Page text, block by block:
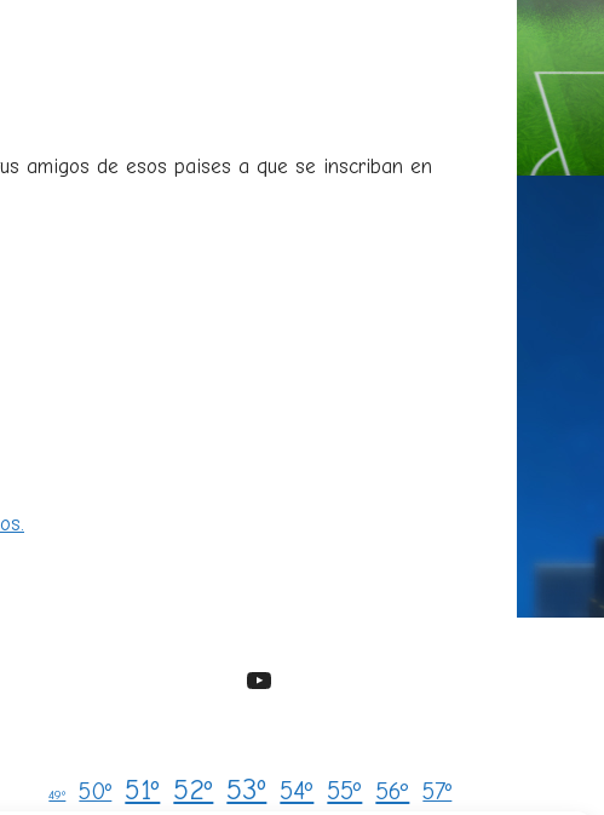
amigos de esos paises a que se inscriban en
YouTube
49º 50º 51º 52º 53º 54º 55º 56º 57º